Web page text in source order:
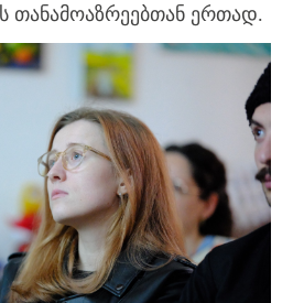
თანამოაზრეებთან ერთად.